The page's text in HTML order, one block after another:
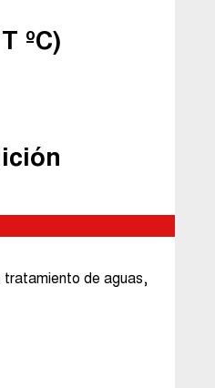
ºC)
tratamiento de aguas,